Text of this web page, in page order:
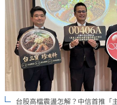
台股高檔震盪怎解？中信首推「